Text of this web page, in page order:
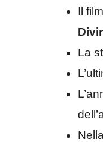
Il
La